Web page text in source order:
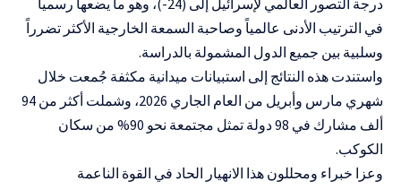
في الترتيب الأدنى عالمياً وصاحبة السمعة الخارجية الأكثر تضرراً
وسلبية بين جميع الدول المشمولة بالدراسة.
واستندت هذه النتائج إلى استبيانات ميدانية مكثفة جُمعت خلال
شهري مارس وأبريل من العام الجاري 2026، وشملت أكثر من 94
ألف مشارك في 98 دولة تمثل مجتمعة نحو 90% من سكان
الكوكب.
وعزا خبراء ومحللون هذا الانهيار الحاد في القوة الناعمة